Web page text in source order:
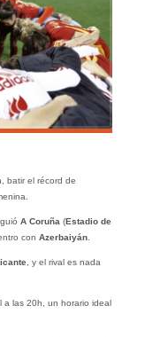
batir el récord de
A Coruña (Estadio de
con Azerbaiyán.
, y el rival es nada
a las 20h, un horario ideal